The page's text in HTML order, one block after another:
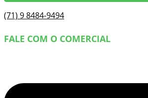
(71) 9 8484-9494
FALE COM O COMERCIAL